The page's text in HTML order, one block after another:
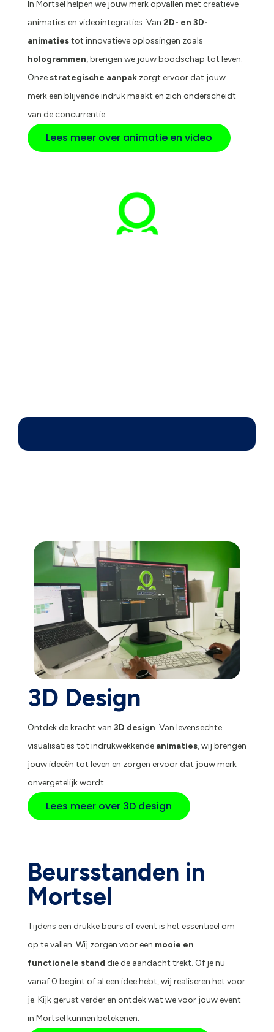
In Mortsel helpen we jouw merk opvallen met creatieve
animaties en videointegraties. Van 2D- en 3D-
animatiestot innovatieve oplossingen zoals
hologrammen, brengen we jouw boodschap tot leven.
Onzestrategische aanpakzorgt ervoor dat jouw
merk een blijvende indruk maakt en zich onderscheidt
van de concurrentie.
Lees meer over animatie en video
3D Design
Ontdek de kracht van 3D design. Van levensechte
visualisaties tot indrukwekkende animaties, wij brengen
jouw ideeën tot leven en zorgen ervoor dat jouw merk
onvergetelijk wordt.
Lees meer over 3D design
Beursstanden in
Mortsel
Tijdens een drukke beurs of event is het essentieel om
op te vallen. Wij zorgen voor een mooie en
functionele stand die de aandacht trekt. Of je nu
vanaf 0 begint of al een idee hebt, wij realiseren het voor
je. Kijk gerust verder en ontdek wat we voor jouw event
in Mortsel kunnen betekenen.